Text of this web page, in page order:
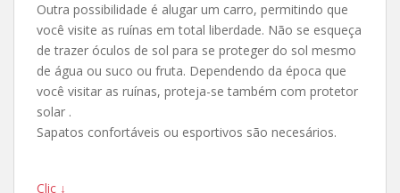
Outra possibilidade é alugar um carro, permitindo que
você visite as ruínas em total liberdade. Não se esqueça
de trazer óculos de sol para se proteger do sol mesmo
de água ou suco ou fruta. Dependendo da época que
você visitar as ruínas, proteja-se também com protetor
solar .
Sapatos confortáveis ou esportivos são necesários.
Clic ↓